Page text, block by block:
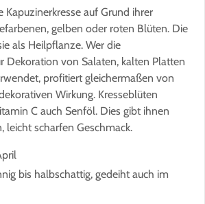
Kapuzinerkresse auf Grund ihrer
gelben oder roten Blüten. Die
als Heilpflanze. Wer die
Dekoration von Salaten, kalten Platten
profitiert gleichermaßen von
Wirkung. Kresseblüten
C auch Senföl. Dies gibt ihnen
leicht scharfen Geschmack.
bis halbschattig, gedeiht auch im